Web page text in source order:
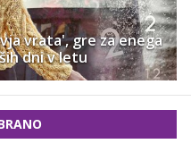
vrata', gre za enega
dni v letu